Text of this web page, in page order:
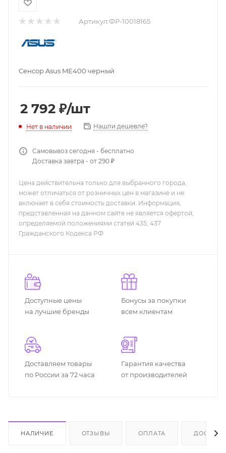
Артикул:ФР-10018165
Сенсор Asus ME400 черный
2 792 ₽/шт
Нет в наличии Нашли дешевле?
Самовывоз сегодня - бесплатно
Доставка завтра - от 290 ₽
Цена действительна только для выбранного города,
может отличаться от розничных цен в магазине и не
включает в себя стоимость доставки. Информация,
представленная на данном сайте не является офертой,
определяемой положениями статей 435, 437
Гражданского Кодекса РФ
Доступные цены
на лучшие бренды
Бонусы за покупки
всем клиентам
Доставляем товары
по России за 72 часа
Гарантия качества
от производителей
НАЛИЧИЕ ОТЗЫВЫ ОПЛАТА